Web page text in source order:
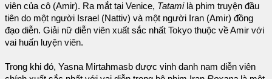
viên của cô (Amir). Ra mắt tại Venice, Tatami là phim truyện đầu
tiên do một người Israel (Nattiv) và một người Iran (Amir) đồng
đạo diễn. Giải nữ diễn viên xuất sắc nhất Tokyo thuộc về Amir với
vai huấn luyện viên.
Trong khi đó, Yasna Mirtahmasb được vinh danh nam diễn viên